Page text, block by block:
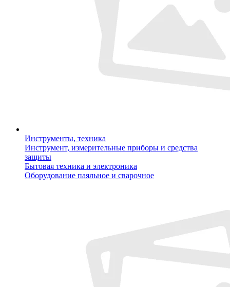
Инструменты, техника
Инструмент, измерительные приборы и средства
защиты
Бытовая техника и электроника
Оборудование паяльное и сварочное